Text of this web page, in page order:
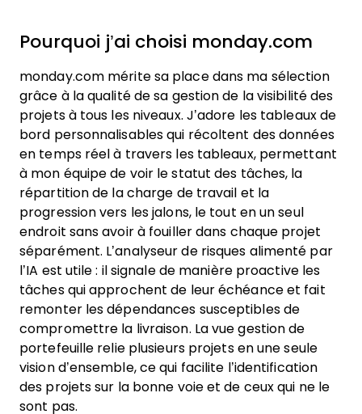
Pourquoi j’ai choisi monday.com
monday.com mérite sa place dans ma sélection
grâce à la qualité de sa gestion de la visibilité des
projets à tous les niveaux. J’adore les tableaux de
bord personnalisables qui récoltent des données
en temps réel à travers les tableaux, permettant
à mon équipe de voir le statut des tâches, la
répartition de la charge de travail et la
progression vers les jalons, le tout en un seul
endroit sans avoir à fouiller dans chaque projet
séparément. L’analyseur de risques alimenté par
l’IA est utile : il signale de manière proactive les
tâches qui approchent de leur échéance et fait
remonter les dépendances susceptibles de
compromettre la livraison. La vue gestion de
portefeuille relie plusieurs projets en une seule
vision d’ensemble, ce qui facilite l’identification
des projets sur la bonne voie et de ceux qui ne le
sont pas.